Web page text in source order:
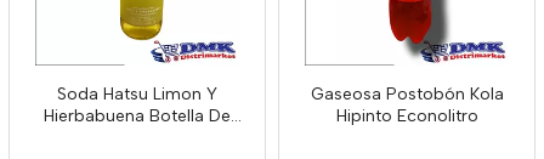
Soda Hatsu Limon Y
Hierbabuena Botella De
Gaseosa Postobón Kola
Hipinto Econolitro